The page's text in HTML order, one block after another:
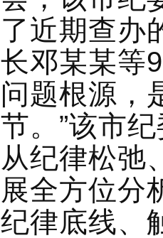
近期查办
邓某某等
题根源，
。”该市
纪律松弛
全方位分
律底线、